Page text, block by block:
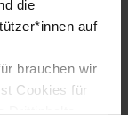
die
auf
brauchen wir
Cookies für